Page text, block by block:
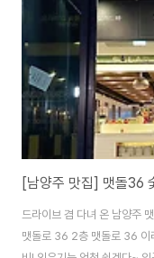
드라이브 겸 다녀 온 남양주
맷돌로 36 2층 맷돌로 36 이